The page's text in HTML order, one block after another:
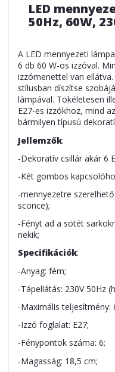
LED
50Hz, 60W,
A LED mennyezeti
6 db 60 W-os izzóval.
izzómenettel van
stílusban díszítse
lámpával. Tökéletesen
E27-es izzókhoz, mind
bármilyen típusú
Jellemzők:
-Dekoratív csillár akár 6
-Két gombos
-mennyezetre
sconce);
-Fényt ad a sötét
nekik;
Specifikációk:
-Anyag: fém;
-Tápellátás: 230V 50Hz
-Maximális teljesítmény:
-Izzó foglalat: E27;
-Fénypontok száma: 6;
-Magasság: 18,5 cm;